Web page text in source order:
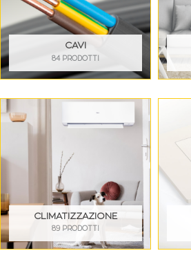
CAVI
84 PRODOTTI
CLIMATIZZAZIONE
89 PRODOTTI